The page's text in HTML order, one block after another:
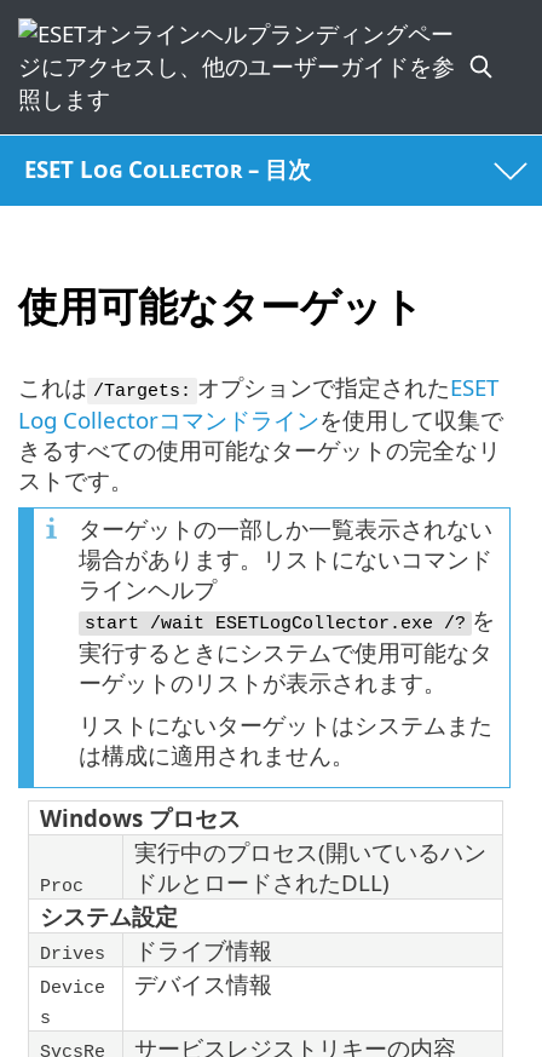
ESET Log Collector – 目次
使用可能なターゲット
これは /Targets: オプションで指定されたESET
Log Collectorコマンドラインを使用して収集で
きるすべての使用可能なターゲットの完全なリ
ストです。
ターゲットの一部しか一覧表示されない
場合があります。リストにないコマンド
ラインヘルプ
start /wait ESETLogCollector.exe /? を
実行するときにシステムで使用可能なタ
ーゲットのリストが表示されます。
リストにないターゲットはシステムまた
は構成に適用されません。
Windows プロセス
Proc
実行中のプロセス(開いているハン
ドルとロードされたDLL)
システム設定
Drives ドライブ情報
Device
s
デバイス情報
SvcsRe
サービスレジストリキーの内容